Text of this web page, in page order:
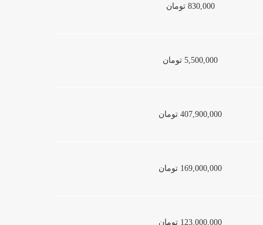
830,000 تومان
5,500,000 تومان
407,900,000 تومان
169,000,000 تومان
123,000,000 تومان